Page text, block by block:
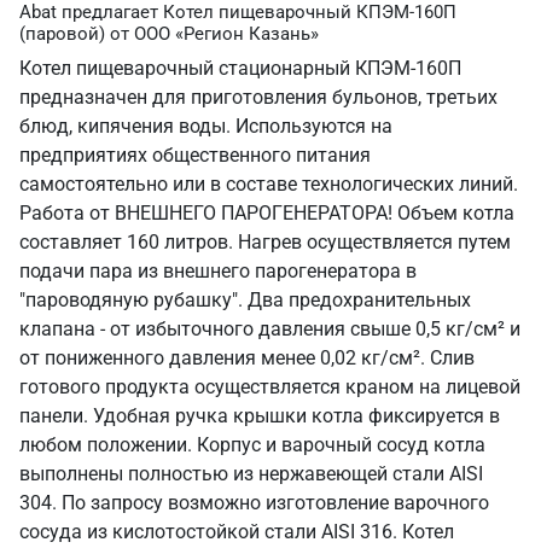
Abat предлагает Котел пищеварочный КПЭМ-160П
(паровой) от ООО «Регион Казань»
Котел пищеварочный стационарный КПЭМ-160П
предназначен для приготовления бульонов, третьих
блюд, кипячения воды. Используются на
предприятиях общественного питания
самостоятельно или в составе технологических линий.
Работа от ВНЕШНЕГО ПАРОГЕНЕРАТОРА! Объем котла
составляет 160 литров. Нагрев осуществляется путем
подачи пара из внешнего парогенератора в
"пароводяную рубашку". Два предохранительных
клапана - от избыточного давления свыше 0,5 кг/см² и
от пониженного давления менее 0,02 кг/см². Слив
готового продукта осуществляется краном на лицевой
панели. Удобная ручка крышки котла фиксируется в
любом положении. Корпус и варочный сосуд котла
выполнены полностью из нержавеющей стали AISI
304. По запросу возможно изготовление варочного
сосуда из кислотостойкой стали AISI 316. Котел